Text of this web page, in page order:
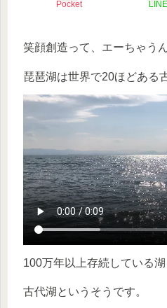
Pocket LINE
笑顔創造って、エーちゃう
琵琶湖は世界で20ほどある
100万年以上存続している湖
古代湖というそうです。